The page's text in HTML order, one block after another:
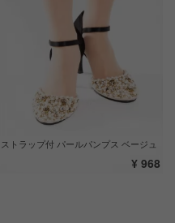
ストラップ付 パールパンプス ベージュ
¥ 968